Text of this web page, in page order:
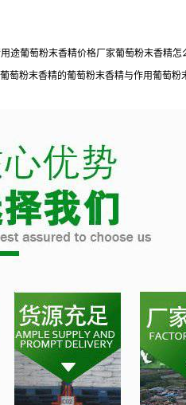
途葡萄粉末香精价格厂家葡萄粉末香
萄粉末香精的葡萄粉末香精与作用葡萄